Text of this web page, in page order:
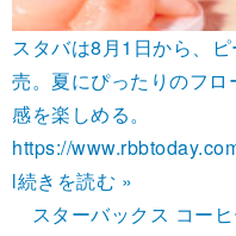
スタバは8月1日から、
売。夏にぴったりのフ
感を楽しめる。
https://
l続きを読む »
スターバックス コー